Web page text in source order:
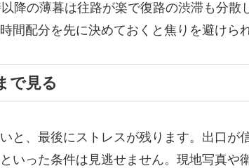
降の薄暮は往路が楽で復路の渋滞も分散
間配分を先に決めておくと焦りを避けら
で見る
と、最後にストレスが残ります。出口が
いった条件は見逃せません。現地写真や